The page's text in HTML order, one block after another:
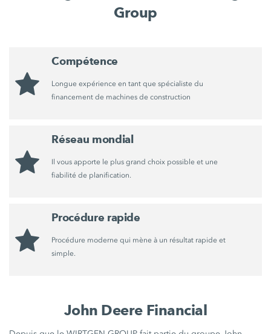
Group
Compétence
Longue expérience en tant que spécialiste du
financement de machines de construction
Réseau mondial
Il vous apporte le plus grand choix possible et une
fiabilité de planification.
Procédure rapide
Procédure moderne qui mène à un résultat rapide et
simple.
John Deere Financial